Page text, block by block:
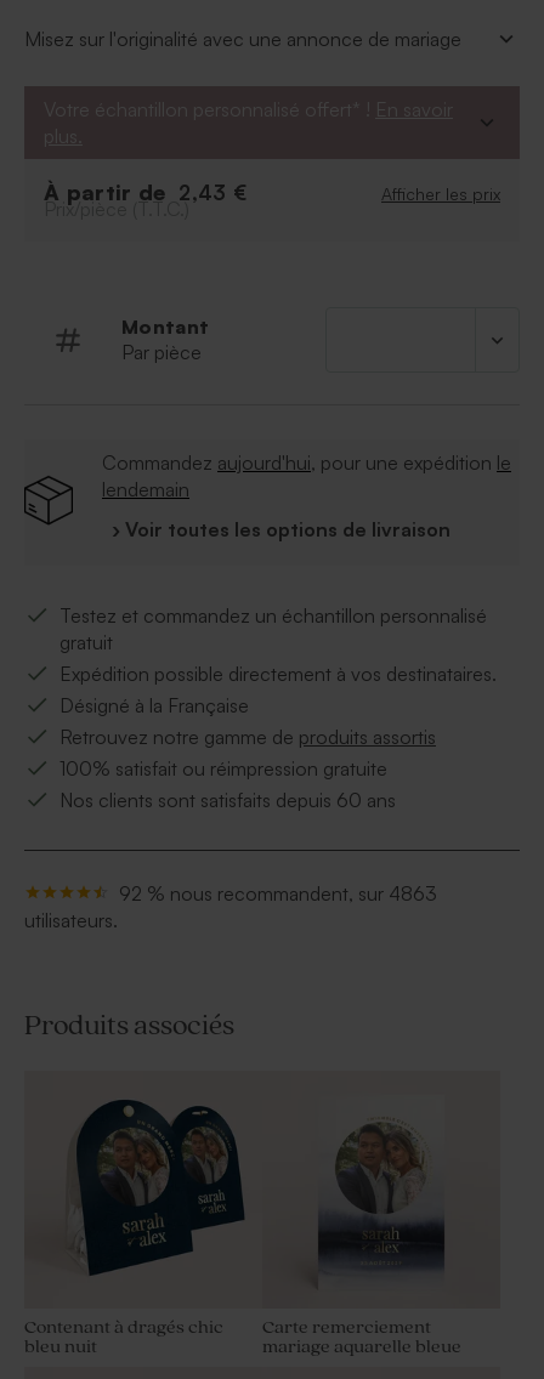
Misez sur l'originalité avec une annonce de mariage
bleu.
* Faire part à personnaliser en ligne.
Votre échantillon personnalisé offert* ! En savoir
plus.
À partir de 2,43 € Afficher les prix
Prix/pièce (T.T.C.)
Montant
Par pièce
Commandez aujourd'hui, pour une expédition le
lendemain
› Voir toutes les options de livraison
Testez et commandez un échantillon personnalisé
gratuit
Expédition possible directement à vos destinataires.
Désigné à la Française
Retrouvez notre gamme de produits assortis
100% satisfait ou réimpression gratuite
Nos clients sont satisfaits depuis 60 ans
92 % nous recommandent, sur 4863
utilisateurs.
Produits associés
Contenant à dragés chic
bleu nuit
Carte remerciement
mariage aquarelle bleue